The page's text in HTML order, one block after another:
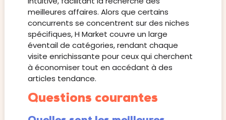
meilleures affaires. Alors que certains
concurrents se concentrent sur des niches
spécifiques, H Market couvre un large
éventail de catégories, rendant chaque
visite enrichissante pour ceux qui cherchent
à économiser tout en accédant à des
articles tendance.
Questions courantes